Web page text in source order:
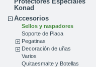
Konad
Accesorios
Sellos y raspadores
Soporte de Placa
Pegatinas
Decoración de uñas
Varios
Quitaesmalte y Botellas